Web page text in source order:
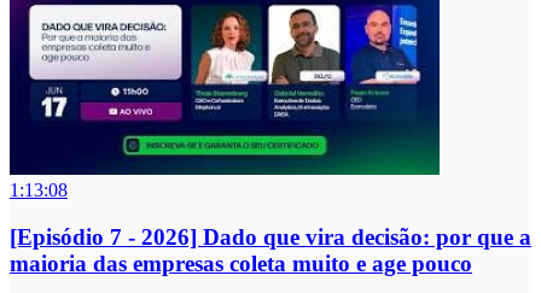
1:13:08
[Episódio 7 - 2026] Dado que vira decisão: por que a
maioria das empresas coleta muito e age pouco